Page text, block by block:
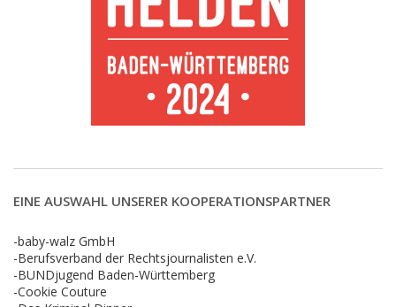
EINE AUSWAHL UNSERER KOOPERATIONSPARTNER
-baby-walz GmbH
-Berufsverband der Rechtsjournalisten e.V.
-BUNDjugend Baden-Württemberg
-Cookie Couture